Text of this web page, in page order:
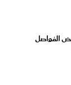
الفواصل